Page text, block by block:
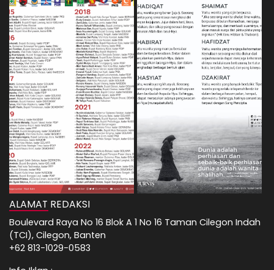
ALAMAT REDAKSI
Boulevard Raya No 16 Blok A 1 No 16 Taman Cilegon Indah
(TCI), Cilegon, Banten
+62 813-1029-0583